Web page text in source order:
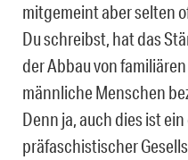
mitgemeint aber selten
Du schreibst, hat das
der Abbau von
männliche Menschen
Denn ja, auch dies ist
präfaschistischer